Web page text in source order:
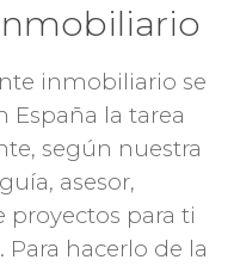
inmobiliario se
España la tarea
según nuestra
asesor,
para ti
hacerlo de la